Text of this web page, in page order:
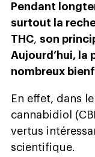
Pendant
surtout la
THC, son
Aujourd’hui, la
nombreux
En effet, dans
cannabidiol
vertus
scientifique.